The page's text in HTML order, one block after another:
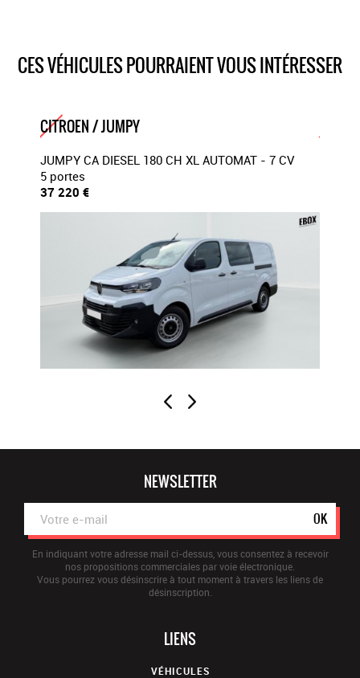
Verrouillage centralisé
CES VÉHICULES POURRAIENT VOUS INTÉRESSER
CITROEN / JUMPY
JUMPY CA DIESEL 180 CH XL AUTOMAT - 7 CV
5 portes
37 220 €
NEWSLETTER
OK
En indiquant votre adresse mail ci-dessus, vous consentez à recevoir
nos propositions commerciales par voie électronique.
Vous pourrez vous désinscrire à tout moment à travers les liens de
désinscription.
LIENS
VÉHICULES